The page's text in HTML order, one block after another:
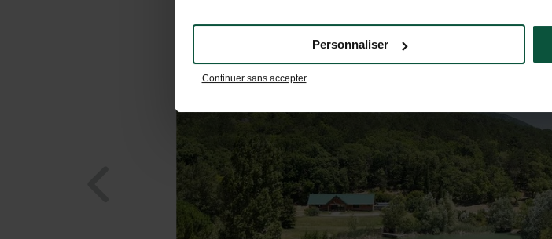
Continuer sans accepter
Personnaliser